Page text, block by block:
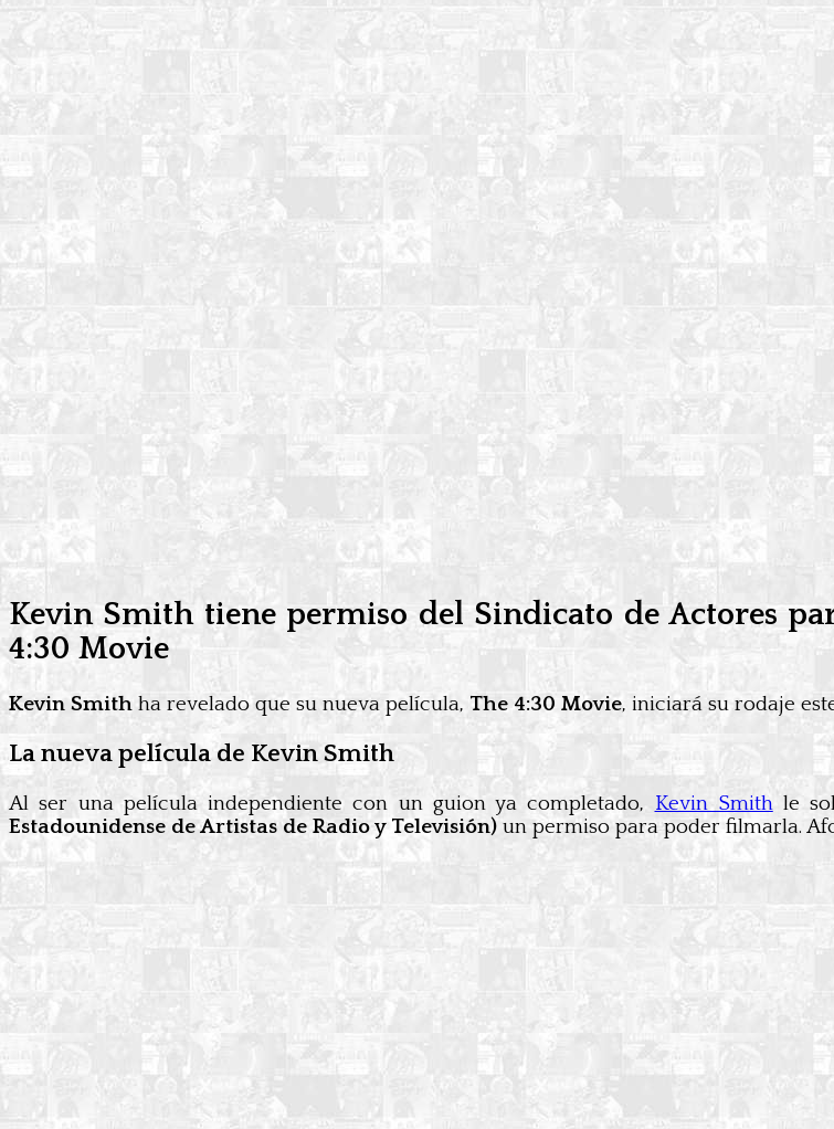
Kevin Smith tiene permiso del Sindicato de Actores
4:30 Movie
Kevin Smithha revelado que su nueva película, The 4:30 Movie, iniciará su rodaje
La nueva película de Kevin Smith
Al ser una película independiente con un guion ya completado, Kevin Smithle
Estadounidense de Artistas de Radio y Televisión) un permiso para poder filmarla.